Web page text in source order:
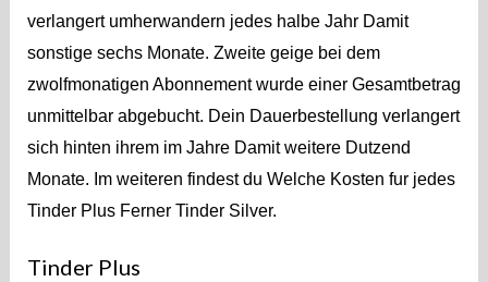
verlangert umherwandern jedes halbe Jahr Damit
sonstige sechs Monate. Zweite geige bei dem
zwolfmonatigen Abonnement wurde einer Gesamtbetrag
unmittelbar abgebucht. Dein Dauerbestellung verlangert
sich hinten ihrem im Jahre Damit weitere Dutzend
Monate. Im weiteren findest du Welche Kosten fur jedes
Tinder Plus Ferner Tinder Silver.
Tinder Plus